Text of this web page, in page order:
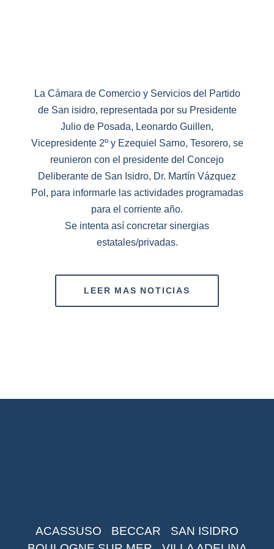
La Cámara de Comercio y Servicios del Partido
de San isidro, representada por su Presidente
Julio de Posada, Leonardo Guillen,
Vicepresidente 2º y Ezequiel Sarno, Tesorero, se
reunieron con el presidente del Concejo
Deliberante de San Isidro, Dr. Martín Vázquez
Pol, para informarle las actividades programadas
para el corriente año.
Se intenta así concretar sinergias
estatales/privadas.
LEER MAS NOTICIAS
ACASSUSO BECCAR
SAN ISIDRO